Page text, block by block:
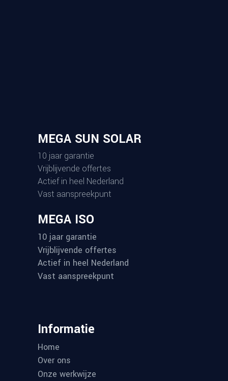
MEGA SUN SOLAR
10 jaar garantie
Vrijblijvende offertes
Actief in heel Nederland
Vast aanspreekpunt
MEGA ISO
10 jaar garantie
Vrijblijvende offertes
Actief in heel Nederland
Vast aanspreekpunt
Informatie
Home
Over ons
Onze werkwijze